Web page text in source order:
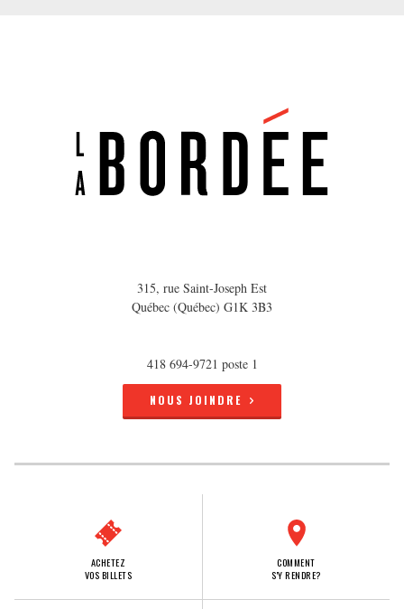
315, rue Saint-Joseph Est
Québec (Québec) G1K 3B3
418 694-9721 poste 1
NOUS JOINDRE
ACHETEZ
VOS BILLETS
COMMENT
S'Y RENDRE?